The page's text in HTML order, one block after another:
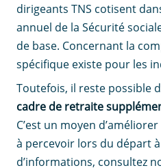
dirigeants TNS cotisent
annuel de la Sécurité
de base. Concernant la
spécifique existe pour les
Toutefois, il reste possible
cadre de retraite
C’est un moyen
à percevoir lors du départ
d’informations, consultez